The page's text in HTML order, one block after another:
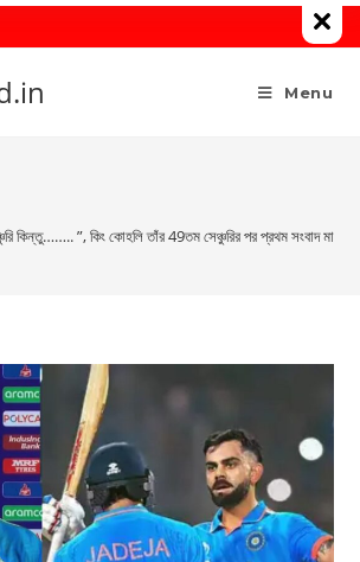
Menu
কিন্তু…….. ”, কিং কোহলি তাঁর 49তম সেঞ্চুরির পর প্রথম সংবাদ মাধ্যমে